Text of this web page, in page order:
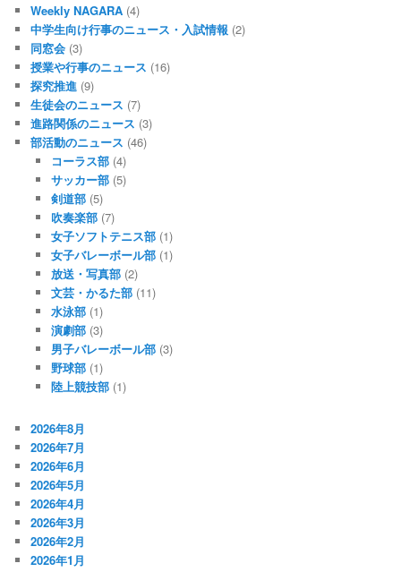
Weekly NAGARA (4)
中学生向け行事のニュース・入試情報 (2)
同窓会 (3)
授業や行事のニュース (16)
探究推進 (9)
生徒会のニュース (7)
進路関係のニュース (3)
部活動のニュース (46)
コーラス部(4)
サッカー部(5)
剣道部(5)
吹奏楽部(7)
女子ソフトテニス部(1)
女子バレーボール部(1)
放送・写真部(2)
文芸・かるた部(11)
水泳部(1)
演劇部(3)
男子バレーボール部(3)
野球部(1)
陸上競技部(1)
2026年8月
2026年7月
2026年6月
2026年5月
2026年4月
2026年3月
2026年2月
2026年1月